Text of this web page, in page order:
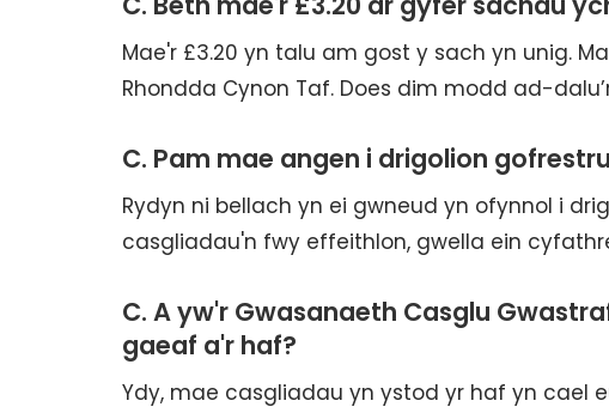
Mae'r £3.20 yn talu am gost y sach yn unig.
Rhondda Cynon Taf. Does dim modd ad-
C. Pam mae angen i drigolion
Rydyn ni bellach yn ei gwneud yn ofynnol i
casgliadau'n fwy effeithlon, gwella ein
C. A yw'r Gwasanaeth Casglu
gaeaf a'r haf?
Ydy, mae casgliadau yn ystod yr haf yn cael